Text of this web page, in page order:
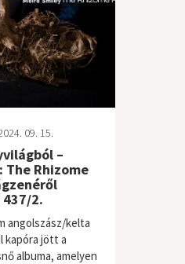
09. 15.
–
The Rhizome
2.
angolszász/kelta
kapóra jött a
albuma, amelyen